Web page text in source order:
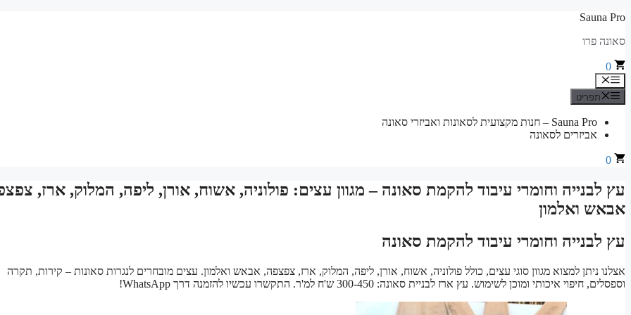
לדלג
Sauna Pro
סאונה פרו
0
תפריט
תפריט
Sauna Pro – חנות מקצועית לסאונות ואביזרי סאונה
אביזרים לסאונה
0
עץ לבנייה וחומרי עיבוד להקמת סאונה – מגוון עצים: פולוניה, אשוח, אורן, ליפה, המלוק, ארז,
אבאש ואלמון
עץ לבנייה וחומרי עיבוד להקמת סאונה
אצלנו ניתן למצוא מגוון סוגי עצים, כולל פולוניה, אשוח, אורן, ליפה, המלוק, ארז, צפצפה, אבאש ואלמון. עצים מובחרים לנגרות סאונות – קירות, תקרה
וספסלים, חיפוי איכותי ומוכן לשימוש. עץ ארז לבניית סאונה: 300-450 ש'ח למ'ר. התקשרו עכשיו להזמנה דרך WhatsApp!